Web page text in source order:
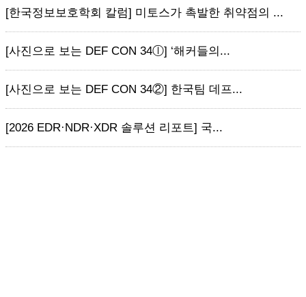
[한국정보보호학회 칼럼] 미토스가 촉발한 취약점의 ...
[사진으로 보는 DEF CON 34ⓛ] ‘해커들의...
[사진으로 보는 DEF CON 34②] 한국팀 데프...
[2026 EDR·NDR·XDR 솔루션 리포트] 국...